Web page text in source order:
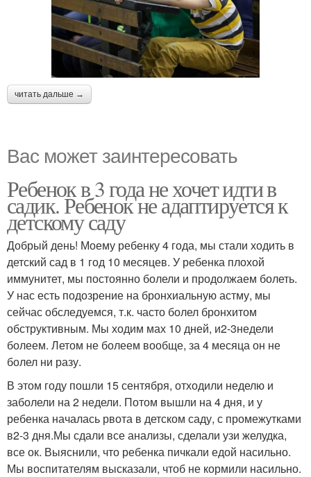
читать дальше →
Вас может заинтересовать
Ребенок в 3 года не хочет идти в
садик. Ребенок не адаптируется к
детскому саду
Добрый день! Моему ребенку 4 года, мы стали ходить в
детский сад в 1 год 10 месяцев. У ребенка плохой
иммунитет, мы постоянно болели и продолжаем болеть.
У нас есть подозрение на бронхиальную астму, мы
сейчас обследуемся, т.к. часто болел бронхитом
обструктивным. Мы ходим мах 10 дней, и2-3недели
болеем. Летом не болеем вообще, за 4 месяца он не
болел ни разу.
В этом году пошли 15 сентября, отходили неделю и
заболели на 2 недели. Потом вышли на 4 дня, и у
ребенка началась рвота в детском саду, с промежутками
в2-3 дня.Мы сдали все анализы, сделали узи желудка,
все ок. Выяснили, что ребенка пичкали едой насильно.
Мы воспитателям высказали, чтоб не кормили насильно.